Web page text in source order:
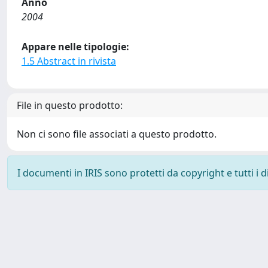
2004
Appare nelle tipologie:
1.5 Abstract in rivista
File in questo prodotto:
Non ci sono file associati a questo prodotto.
I documenti in IRIS sono protetti da copyright e tutti i